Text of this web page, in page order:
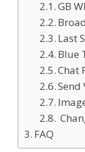
GB
Last
Blue
Chat
Send
FAQ